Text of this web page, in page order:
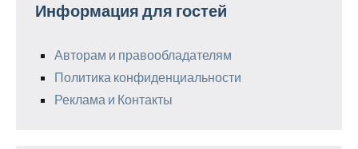
Информация для гостей
Авторам и правообладателям
Политика конфиденциальности
Реклама и Контакты